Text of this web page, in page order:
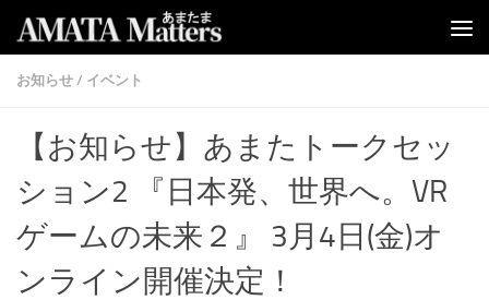
コンテンツへスキップ
お知らせ / イベント
【お知らせ】あまたトークセッ
ション2 『日本発、世界へ。VR
ゲームの未来２』 3月4日(金)オ
ンライン開催決定！